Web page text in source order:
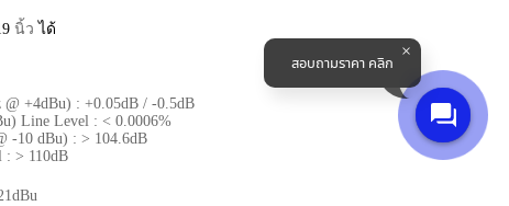
นิ้ว ได้
@ +4dBu) : +0.05dB / -0.5dB
) Line Level : < 0.0006%
-10 dBu) : > 104.6dB
: > 110dB
สอบถามราคา คลิก